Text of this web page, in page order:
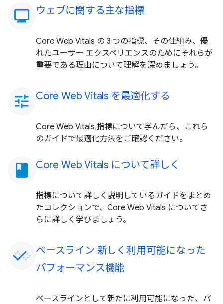
monitoring
ウェブに関する主な指標
Core Web Vitals の 3 つの指標、その仕組み、優
れたユーザー エクスペリエンスのためにそれらが
重要である理由について理解を深めましょう。
tune Core Web Vitals を最適化する
Core Web Vitals 指標について学んだら、これら
のガイドで最適化方法をご確認ください。
book Core Web Vitals について詳しく
指標について詳しく説明しているガイドをまとめ
たコレクションで、Core Web Vitals についてさ
らに詳しく学びましょう。
ベースライン 新しく利用可能になった
パフォーマンス機能
ベースラインとして新たに利用可能になった、パ